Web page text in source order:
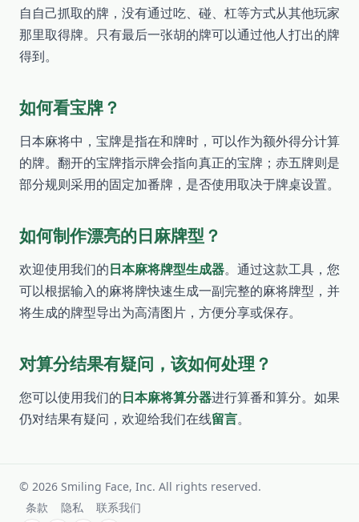
自自己抓取的牌，没有通过吃、碰、杠等方式从其他玩家
那里取得牌。只有最后一张胡的牌可以通过他人打出的牌
得到。
如何看宝牌？
日本麻将中，宝牌是指在和牌时，可以作为额外得分计算
的牌。翻开的宝牌指示牌会指向真正的宝牌；赤五牌则是
部分规则采用的固定加番牌，是否使用取决于牌桌设置。
如何制作漂亮的日麻牌型？
欢迎使用我们的日本麻将牌型生成器。通过这款工具，您
可以根据输入的麻将牌快速生成一副完整的麻将牌型，并
将生成的牌型导出为高清图片，方便分享或保存。
对算分结果有疑问，该如何处理？
您可以使用我们的日本麻将算分器进行算番和算分。如果
仍对结果有疑问，欢迎给我们在线留言。
© 2026 Smiling Face, Inc. All rights reserved.
条款
隐私 联系我们